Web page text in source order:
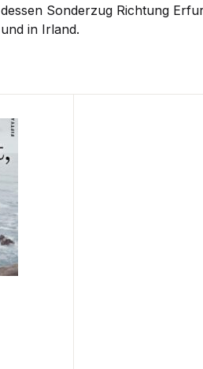
dessen Sonderzug Richtung
und in Irland.